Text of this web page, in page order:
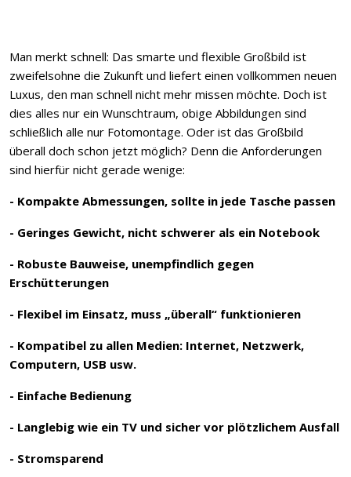
Man merkt schnell: Das smarte und flexible Großbild ist
zweifelsohne die Zukunft und liefert einen vollkommen neuen
Luxus, den man schnell nicht mehr missen möchte. Doch ist
dies alles nur ein Wunschtraum, obige Abbildungen sind
schließlich alle nur Fotomontage. Oder ist das Großbild
überall doch schon jetzt möglich? Denn die Anforderungen
sind hierfür nicht gerade wenige:
- Kompakte Abmessungen, sollte in jede Tasche passen
- Geringes Gewicht, nicht schwerer als ein Notebook
- Robuste Bauweise, unempfindlich gegen
Erschütterungen
- Flexibel im Einsatz, muss „überall“ funktionieren
- Kompatibel zu allen Medien: Internet, Netzwerk,
Computern, USB usw.
- Einfache Bedienung
- Langlebig wie ein TV und sicher vor plötzlichem Ausfall
- Stromsparend